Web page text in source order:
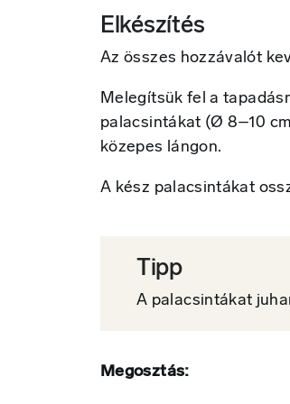
Elkészítés
Az összes hozzávalót
Melegítsük fel a
palacsintákat (Ø 8–10
közepes lángon.
A kész palacsintákat
Tipp
A palacsintákat
Megosztás: